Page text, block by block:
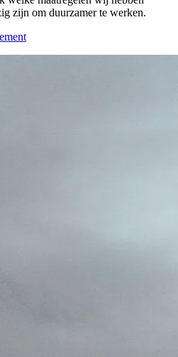
zijn om duurzamer te werken.